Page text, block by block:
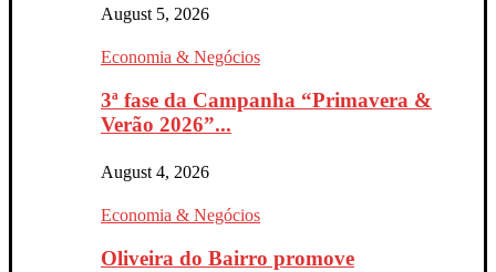
August 5, 2026
Economia & Negócios
3ª fase da Campanha “Primavera &
Verão 2026”...
August 4, 2026
Economia & Negócios
Oliveira do Bairro promove